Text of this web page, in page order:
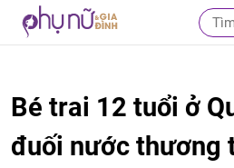
Bé trai 12 tuổi ở
đuối nước thương